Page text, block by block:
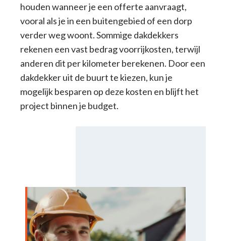
houden wanneer je een offerte aanvraagt,
vooral als je in een buitengebied of een dorp
verder weg woont. Sommige dakdekkers
rekenen een vast bedrag voorrijkosten, terwijl
anderen dit per kilometer berekenen. Door een
dakdekker uit de buurt te kiezen, kun je
mogelijk besparen op deze kosten en blijft het
project binnen je budget.